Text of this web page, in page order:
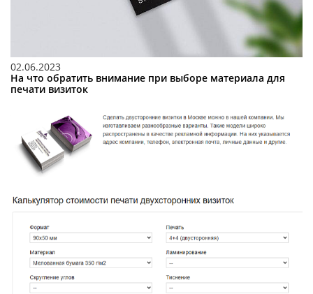
02.06.2023
На что обратить внимание при выборе материала для
печати визиток